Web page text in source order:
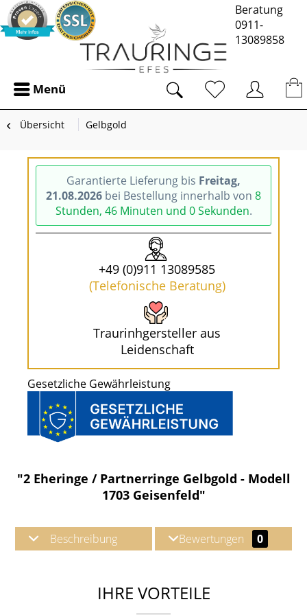
Beratung
0911-
13089858
Menü
Übersicht Gelbgold
Garantierte Lieferung bis Freitag,
21.08.2026 bei Bestellung innerhalb von 8
Stunden, 46 Minuten und 0 Sekunden.
+49 (0)911 13089585
(Telefonische Beratung)
Traurinhgersteller aus
Leidenschaft
Gesetzliche Gewährleistung
"2 Eheringe / Partnerringe Gelbgold - Modell
1703 Geisenfeld"
Beschreibung Bewertungen 0
IHRE VORTEILE